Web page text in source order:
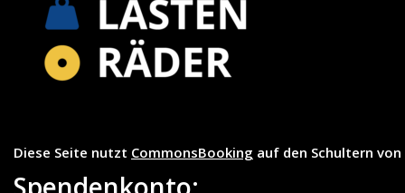
Diese Seite nutzt CommonsBooking auf den Schultern von